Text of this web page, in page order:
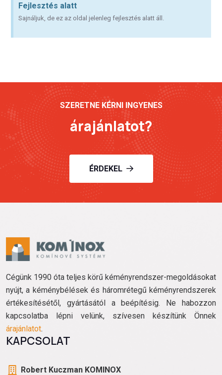
Fejlesztés alatt
Sajnáljuk, de ez az oldal jelenleg fejlesztés alatt áll.
SZERETNE KÉRNI INGYENES
árajánlatot?
ÉRDEKEL
Cégünk 1990 óta teljes körű kéményrendszer-megoldásokat
nyújt, a kéménybélések és háromrétegű kéményrendszerek
értékesítésétől, gyártásától a beépítésig. Ne habozzon
kapcsolatba lépni velünk, szívesen készítünk Önnek
árajánlatot.
KAPCSOLAT
Robert Kuczman KOMINOX